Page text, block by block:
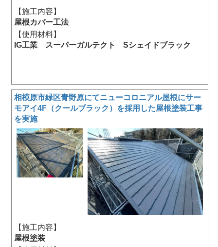
【施工内容】
屋根カバー工法
【使用材料】
IG工業 スーパーガルテクト Sシェイドブラック
相模原市緑区青野原にてニューコロニアル屋根にサー
モアイ4F（クールブラック）を採用した屋根塗装工事
を実施
【施工内容】
屋根塗装